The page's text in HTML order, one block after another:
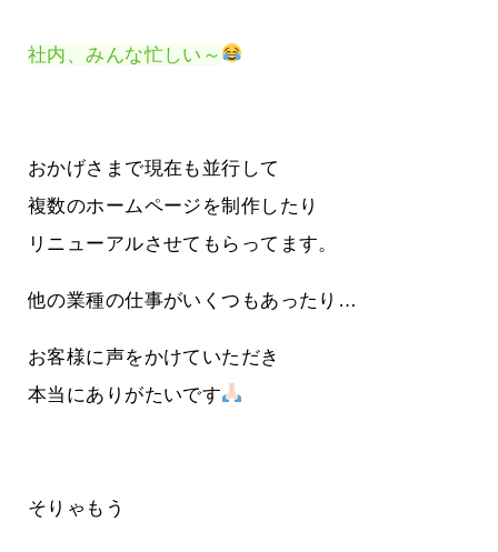
社内、みんな忙しい～
おかげさまで現在も並行して
複数のホームページを制作したり
リニューアルさせてもらってます。
他の業種の仕事がいくつもあったり…
お客様に声をかけていただき
本当にありがたいです
そりゃもう